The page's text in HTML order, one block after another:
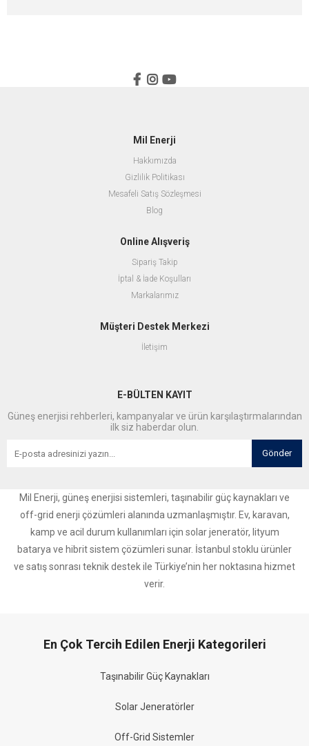
Mil Enerji
Hakkımızda
Gizlilik Politikası
Mesafeli Satış Sözleşmesi
Blog
Online Alışveriş
Sipariş Takip
İptal & İade Koşulları
Markalarımız
Müşteri Destek Merkezi
İletişim
E-BÜLTEN KAYIT
Güneş enerjisi rehberleri, kampanyalar ve ürün karşılaştırmalarından
ilk siz haberdar olun.
Gönder
Mil Enerji, güneş enerjisi sistemleri, taşınabilir güç kaynakları ve
off-grid enerji çözümleri alanında uzmanlaşmıştır. Ev, karavan,
kamp ve acil durum kullanımları için solar jeneratör, lityum
batarya ve hibrit sistem çözümleri sunar. İstanbul stoklu ürünler
ve satış sonrası teknik destek ile Türkiye’nin her noktasına hizmet
verir.
En Çok Tercih Edilen Enerji Kategorileri
Taşınabilir Güç Kaynakları
Solar Jeneratörler
Off-Grid Sistemler